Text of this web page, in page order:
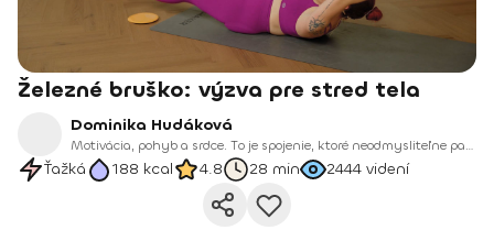
Železné bruško: výzva pre stred tela
Dominika Hudáková
Motivácia, pohyb a srdce. To je spojenie, ktoré neodmysliteľne patrí k Domi, našej novej trénerke na Fitshakeri.
Ťažká 188 kcal 4.8 28 min 2444 videní